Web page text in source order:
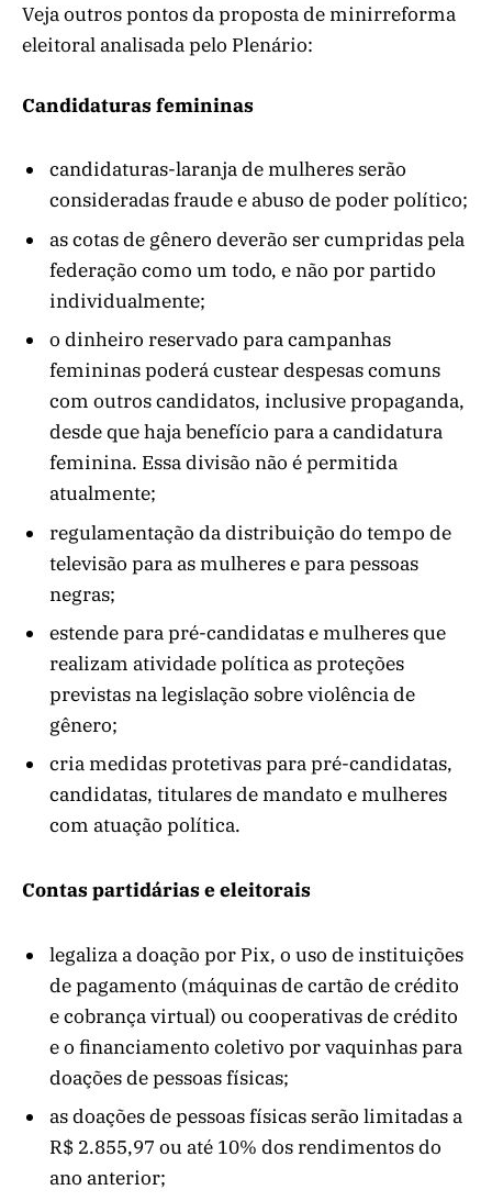
Veja outros pontos da proposta de minirreforma
eleitoral analisada pelo Plenário:
Candidaturas femininas
candidaturas-laranja de mulheres serão
consideradas fraude e abuso de poder político;
as cotas de gênero deverão ser cumpridas pela
federação como um todo, e não por partido
individualmente;
o dinheiro reservado para campanhas
femininas poderá custear despesas comuns
com outros candidatos, inclusive propaganda,
desde que haja benefício para a candidatura
feminina. Essa divisão não é permitida
atualmente;
regulamentação da distribuição do tempo de
televisão para as mulheres e para pessoas
negras;
estende para pré-candidatas e mulheres que
realizam atividade política as proteções
previstas na legislação sobre violência de
gênero;
cria medidas protetivas para pré-candidatas,
candidatas, titulares de mandato e mulheres
com atuação política.
Contas partidárias e eleitorais
legaliza a doação por Pix, o uso de instituições
de pagamento (máquinas de cartão de crédito
e cobrança virtual) ou cooperativas de crédito
e o financiamento coletivo por vaquinhas para
doações de pessoas físicas;
as doações de pessoas físicas serão limitadas a
R$ 2.855,97 ou até 10% dos rendimentos do
ano anterior;